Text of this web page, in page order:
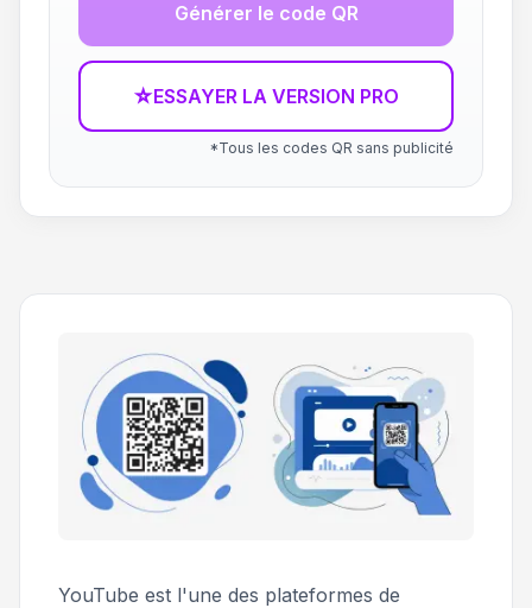
Générer le code QR
☆ESSAYER LA VERSION PRO
*Tous les codes QR sans publicité
YouTube est l'une des plateformes de